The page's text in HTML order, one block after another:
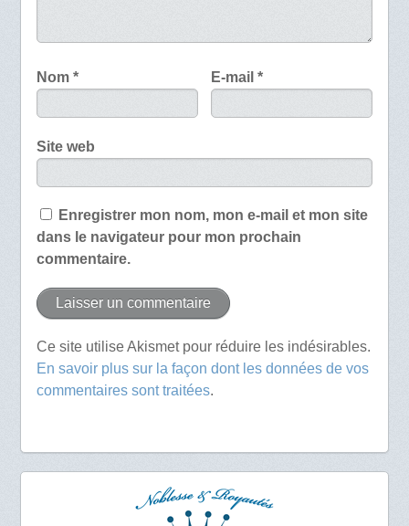
Nom * E-mail*
Site web
Enregistrer mon nom, mon e-mail et mon site
dans le navigateur pour mon prochain
commentaire.
Ce site utilise Akismet pour réduire les indésirables.
En savoir plus sur la façon dont les données de vos
commentaires sont traitées.